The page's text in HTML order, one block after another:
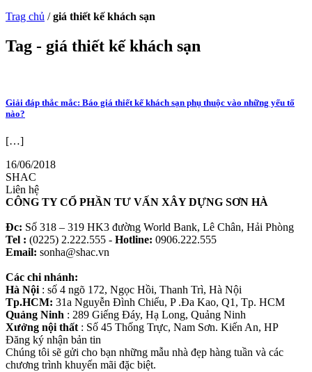
Trag chủ /giá thiết kế khách sạn
Tag - giá thiết kế khách sạn
Giải đáp thắc mắc: Báo giá thiết kế khách sạn phụ thuộc vào những yếu tố
nào?
[…]
16/06/2018
SHAC
Liên hệ
CÔNG TY CỔ PHẦN TƯ VẤN XÂY DỰNG SƠN HÀ
Đc: Số 318 – 319 HK3 đường World Bank, Lê Chân, Hải Phòng
Tel : (0225) 2.222.555 - Hotline: 0906.222.555
Email: sonha@shac.vn
Các chi nhánh:
Hà Nội : số 4 ngõ 172, Ngọc Hồi, Thanh Trì, Hà Nội
Tp.HCM: 31a Nguyễn Đình Chiểu, P .Đa Kao, Q1, Tp. HCM
Quảng Ninh : 289 Giếng Đáy, Hạ Long, Quảng Ninh
Xưởng nội thất : Số 45 Thống Trực, Nam Sơn. Kiến An, HP
Đăng ký nhận bản tin
Chúng tôi sẽ gửi cho bạn những mẫu nhà đẹp hàng tuần và các
chương trình khuyến mãi đặc biệt.